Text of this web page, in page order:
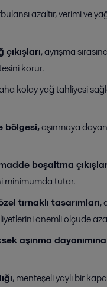
azaltır, verimi ve
, ayrışma
korur.
kolay yağ tahliyesi
bölgesi,aşınmaya
boşaltma
minimumda tutar.
tırnaklı tasarımları,
önemli ölçüde
aşınma
, menteşeli yaylı bir